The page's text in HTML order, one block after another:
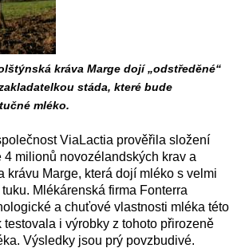
kráva Marge dojí „odstředěné“
stáda, které bude
mléko.
ViaLactia prověřila složení
4 milionů novozélandských krav a
krávu Marge, která dojí mléko s velmi
Mlékárenská firma Fonterra
a chuťové vlastnosti mléka této
testovala i výrobky z tohoto přirozeně
Výsledky jsou prý povzbudivé.